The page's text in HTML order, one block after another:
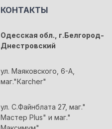
КОНТАКТЫ
Одесская обл., г.Белгород-
Днестровский
ул. Маяковского, 6-А,
маг."Кarcher"
ул. С.Файнблата 27, маг."
Мастер Plus" и маг."